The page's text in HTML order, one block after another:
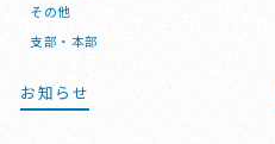
その他
支部・本部
お知らせ